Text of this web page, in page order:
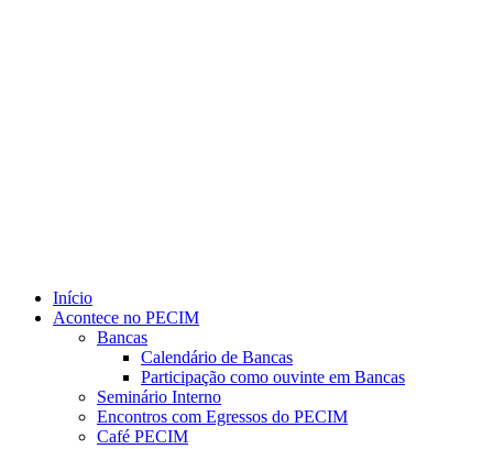
Início
Acontece no PECIM
Bancas
Calendário de Bancas
Participação como ouvinte em Bancas
Seminário Interno
Encontros com Egressos do PECIM
Café PECIM